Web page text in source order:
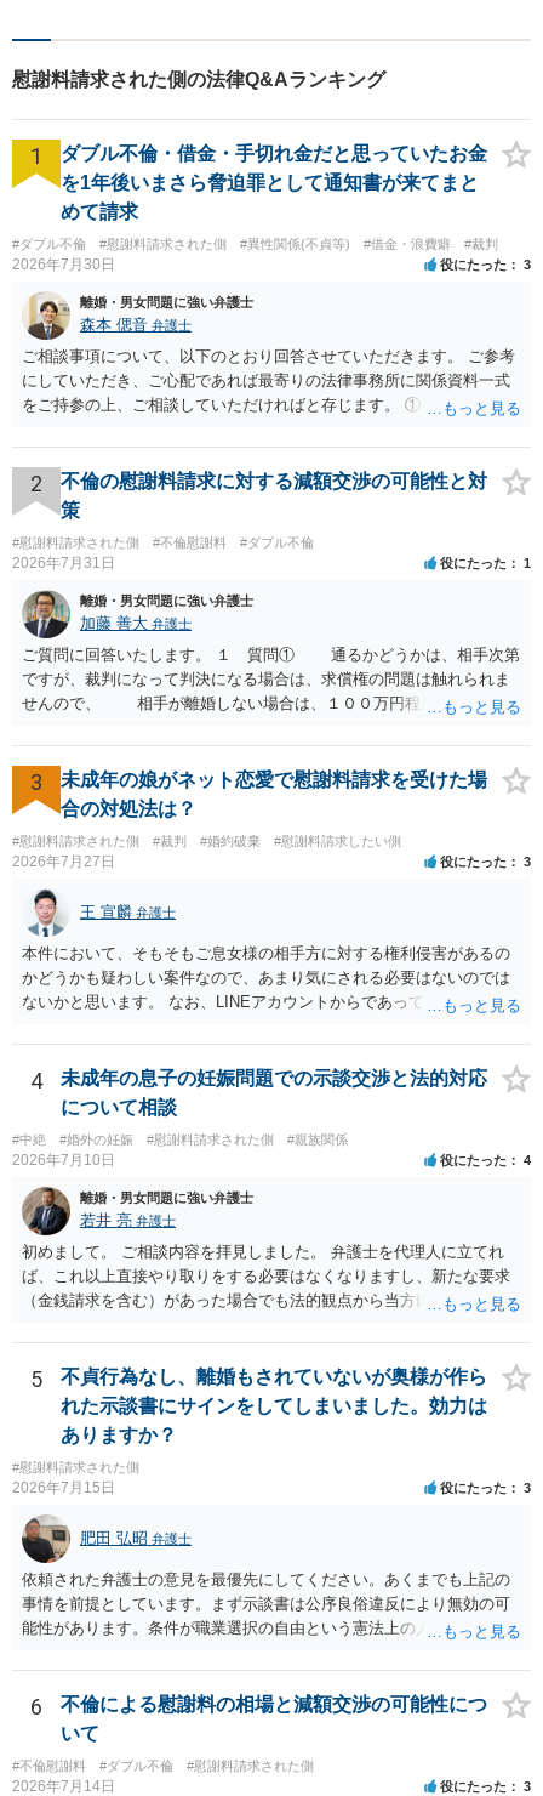
具体的なアドバイスを行うよ
人生の第一歩を全力でサポー
トいたしますので、ぜひご相
談ください。
慰謝料請求された側の法律Q&Aランキング
1
ダブル不倫・借金・手切れ金だと思っていたお金
を1年後いまさら脅迫罪として通知書が来てまと
めて請求
#ダブル不倫 #慰謝料請求された側 #異性関係(不貞等) #借金・浪費癖 #裁判
2026年7月30日 役にたった 3
離婚・男女問題に強い弁護士
森本 偲音 弁護士
ご相談事項について、以下のとおり回答させていただきます。 ご参考
にしていただき、ご心配であれば最寄りの法律事務所に関係資料一式
をご持参の上、ご相談していただければと存じます。 ① このLINEの
される可能性はあるのか ⇒LINEを含む１００万円の貸付に至るまでの
やり取り等の経緯、誓約書の内容等を踏まえて、関係を清算するため
の 金銭であったと評価される可能性はあると考えます。 ② 「今後一
切関与しないなら100万円振り込む」というLINEや誓約書は、裁判上
どの程度証拠価値があるのか ⇒前後のやり取りや誓約書の具体的内容
を見ない限り、具体的な判断はできませんが、一定の証拠価値はある
と考えます。 ③ 借用書があっても、後から100万円を貸付扱いに変更
することは認められるのか。 ⇒おそらく１００万円は不当利得（受け
取る正当な権利がないのに利益を取得した）として返還請求されてい
るものかと推察しますので、 貸金返還ではないかと存じます。 ④ 私
は現在、収入も不安定で貯金もなくリボ払い借金が既に約100万あり。
今年に再婚したが主人はお金に厳しい為、一括で220万円を支払う事は
困難 仮に裁判で敗訴した場合でも、分割払いになる可能性はあります
か。 ⇒判決となり敗訴してしまった場合は、強制執行により不動産等
の財産を差し押さえられ、そこから債権回収が図られることになりま
すが、 和解であれば柔軟な解決が可能ですので、その場合は分割払
いにより支払うことも十分可能です。 ⑤ このような事情であれば、私
は120万円のみ和解交渉を続けるべきでしょうか。 ⇒ご相談者様の認
識を前提にすれば、１００万円も含めて返済する必要はないと考えら
れるため、 120万円のみについて交渉を続けることがベターかと存じ
ます。
2
不倫の慰謝料請求に対する減額交渉の可能性と対
策
#慰謝料請求された側 #不倫慰謝料 #ダブル不倫
2026年7月31日 役にたった 1
離婚・男女問題に強い弁護士
加藤 善大 弁護士
ご質問に回答いたします。 １ 質問① 通るかどうかは、相手次第
ですが、裁判になって判決になる場合は、求償権の問題は触れられま
せんので、 相手が離婚しない場合は、１００万円程度となる可能
するデメリットはありますから（経済的、時間的、精神的負担等）、
反対にご自身が、裁判も辞さずという姿勢を示すことで、プラス
に働く可能性は有り得ます。 交渉で解決する多くの場合は、相手
が弁護士に依頼しているケースで、５０万円以下で合意できる場合は
稀であると思います。 通常は、６０万円から８０万円程度になる
ことが多いというのが私の印象です。 ２ 質問② ご記載の内容が
減額を進めるうえでの交渉材料かと思います。 なお、ご自身が離
婚しないことは、交渉材料にはならないかと思いますので、ご注意く
ださい。 また、相手夫婦の婚姻関係が既に破綻していたことや、
相手女性が結婚しているとは知らなかったと主張することもあります
が、 ケースバイケースですので、ご自身の場合にそれらの主張が
できるかはよくお考え下さい。 ３ 質問③ 違約金を５０万円とす
る旨の交渉をすることが妥当かどうかという基準はありません。
公序良俗に反するような金額では、その条項自体が無効になり得ます
が、 ２００万円でも、５０万円でも、公序良俗に反するほど高額
とはいえないと考えますので、 結局は、妥当かどうかというより
も、ご自身が納得できるかどうかという基準でお考えいただくといい
と思います。 そのうえで、合意できるかは、相手も納得できるか
否かにかかってはきますが。 ４ 質問④ ご記載の内容からは判断
できないのですが、 清算条項を記載しないで合意することはリス
クがありますので、むしろ、原則としては、清算条項を記載するべき
であるとお考えいただくといいです。 ご質問に対する回答は以上で
すが、可能であれば、ご依頼になるかは別として、お近くの弁護士に
直接相談されて、 今後の対応についてアドバイス等を求めることを
3
未成年の娘がネット恋愛で慰謝料請求を受けた場
合の対処法は？
#慰謝料請求された側 #裁判 #婚約破棄 #慰謝料請求したい側
2026年7月27日 役にたった 3
王 宣麟 弁護士
本件において、そもそもご息女様の相手方に対する権利侵害があるの
かどうかも疑わしい案件なので、あまり気にされる必要はないのでは
ないかと思います。 なお、LINEアカウントからであっても、そこに紐
るパターンはありえるものの、本件のような精神的損害が発生したと
明確にいえないような案件において開示がなされる可能性も低いので
はないかと推察します。
4
未成年の息子の妊娠問題での示談交渉と法的対応
について相談
#中絶 #婚外の妊娠 #慰謝料請求された側 #親族関係
2026年7月10日 役にたった 4
離婚・男女問題に強い弁護士
若井 亮 弁護士
初めまして。 ご相談内容を拝見しました。 弁護士を代理人に立てれ
ば、これ以上直接やり取りをする必要はなくなりますし、新たな要求
（金銭請求を含む）があった場合でも法的観点から当方に支払うべき
いのであれば、基本的にはご自身で対応していくことになります。 こ
れ以上の要求を回避するためには、合意内容を書面しておくことで
す。 特に重要な点としては、合意事項以外には貸し借りが無いことを
確認する条項（清算条項）をきちんと盛り込んでおくことです。 お金
を払うにしても、紛争が蒸し返されないよう、合意書を作成して取り
交わすようにしてください。
5
不貞行為なし、離婚もされていないが奥様が作ら
れた示談書にサインをしてしまいました。効力は
ありますか？
#慰謝料請求された側
2026年7月15日 役にたった 3
肥田 弘昭 弁護士
依頼された弁護士の意見を最優先にしてください。あくまでも上記の
事情を前提としています。まず示談書は公序良俗違反により無効の可
能性があります。条件が職業選択の自由という憲法上の人権を侵害し
可能性もあるかと思います。ご参考にしてください。
6
不倫による慰謝料の相場と減額交渉の可能性につ
いて
#不倫慰謝料 #ダブル不倫 #慰謝料請求された側
2026年7月14日 役にたった 3